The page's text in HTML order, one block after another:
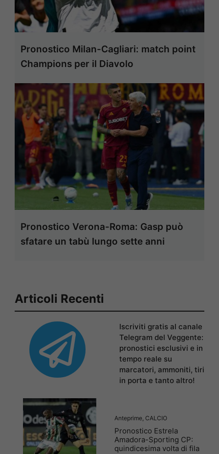
Pronostico Milan-Cagliari: match point
Champions per il Diavolo
Pronostico Verona-Roma: Gasp può
sfatare un tabù lungo sette anni
Articoli Recenti
Iscriviti gratis al canale
Telegram del Veggente:
pronostici esclusivi e in
tempo reale su
marcatori, ammoniti, tiri
in porta e tanto altro!
Anteprime, CALCIO
Pronostico Estrela
Amadora-Sporting CP:
quindicesima volta di fila